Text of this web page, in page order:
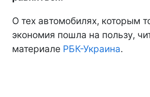
О тех автомобилях, которым
экономия пошла на пользу,
материале РБК-Украина.